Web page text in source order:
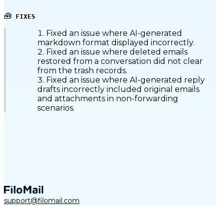
🧰 FIXES
Fixed an issue where AI-generated
markdown format displayed incorrectly.
Fixed an issue where deleted emails
restored from a conversation did not clear
from the trash records.
Fixed an issue where AI-generated reply
drafts incorrectly included original emails
and attachments in non-forwarding
scenarios.
support@filomail.com